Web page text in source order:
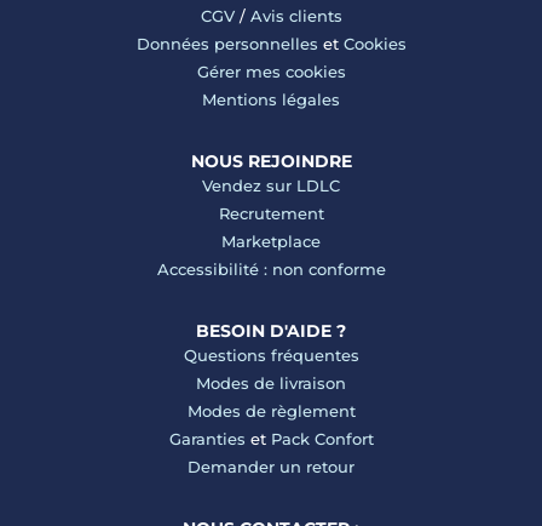
CGV/ Avis clients
Données personnelles et Cookies
Gérer mes cookies
Mentions légales
NOUS REJOINDRE
Vendez sur LDLC
Recrutement
Marketplace
Accessibilité : non conforme
BESOIN D'AIDE ?
Questions fréquentes
Modes de livraison
Modes de règlement
Garanties et Pack Confort
Demander un retour